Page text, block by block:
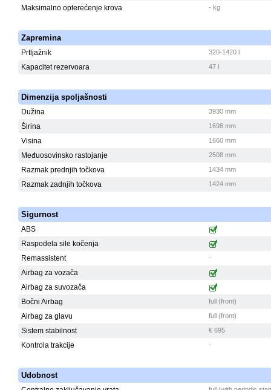
Maksimalno opterećenje krova - kg
Zapremina
Prtljažnik 320-1420 l
Kapacitet rezervoara 47 l
Dimenzija spoljašnosti
Dužina 3930 mm
Širina 1698 mm
Visina 1660 mm
Međuosovinsko rastojanje 2508 mm
Razmak prednjih točkova 1434 mm
Razmak zadnjih točkova 1424 mm
Sigurnost
ABS
Raspodela sile kočenja
Remassistent
-
Airbag za vozača
Airbag za suvozača
Bočni Airbag
full (front)
Airbag za glavu full (front)
Sistem stabilnost € 695
Kontrola trakcije -
Udobnost